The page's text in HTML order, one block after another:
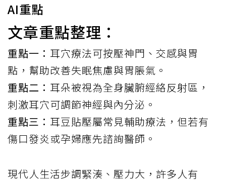
AI重點
文章重點整理：
重點一： 耳穴療法可按壓神門、交感與胃
點，幫助改善失眠焦慮與胃脹氣。
重點二： 耳朵被視為全身臟腑經絡反射區，
刺激耳穴可調節神經與內分泌。
重點三： 耳豆貼壓屬常見輔助療法，但若有
傷口發炎或孕婦應先諮詢醫師。
現代人生活步調緊湊、壓力大，許多人有